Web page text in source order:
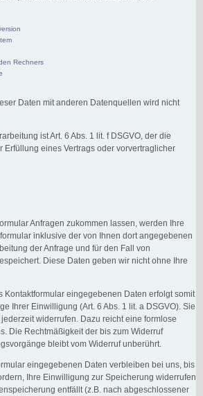
Rechners
Daten mit anderen Datenquellen wird nicht
ist Art. 6 Abs. 1 lit. f DSGVO, der die
Erfüllung eines Vertrags oder vorvertraglicher
Anfragen zukommen lassen, werden Ihre
inklusive der von Ihnen dort angegebenen
der Anfrage und für den Fall von
Diese Daten geben wir nicht ohne Ihre
Kontaktformular eingegebenen Daten erfolgt somit
Ihrer Einwilligung (Art. 6 Abs. 1 lit. a DSGVO). Sie
widerrufen. Dazu reicht eine formlose
Die Rechtmäßigkeit der bis zum Widerruf
bleibt vom Widerruf unberührt.
eingegebenen Daten verbleiben bei uns, bis
Ihre Einwilligung zur Speicherung widerrufen
entfällt (z.B. nach abgeschlossener